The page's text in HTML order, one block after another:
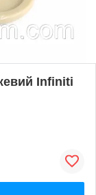
Infiniti